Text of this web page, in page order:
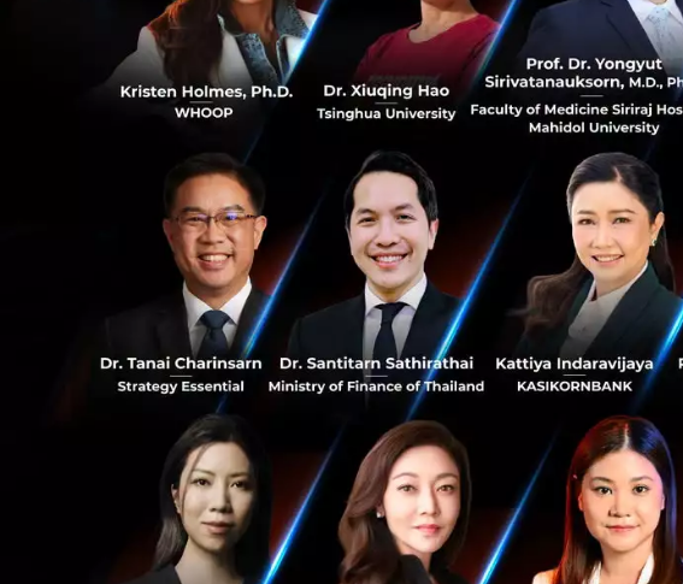
1
4.7K
สำหรับคอนเซ็ปต์หลักของบริษัท คือ
โครงสร้างพื้นฐานที่จะช่วยสนับสนุ
ศูนย์ประชุมต่าง ๆ การจัดการรูปแ
โครงการด้านสิ่งแวดล้อม
ทั้งนี้แนวคิดในตอนแรกต้องบอกว่า
ประเทศ จึงได้มีการศึกษาว่ามันคือ
คนอยู่แล้วมีความสุข โดยการใช้เท
กำลังพยายามทำอยู่ ก็เลยวางเป้า